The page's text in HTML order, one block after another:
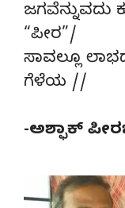
ಜಗವೆನ್ನುವದು
“ಪೀರ”/
ಸಾವಲ್ಲೂ
ಗೆಳೆಯ //
-ಅಶ್ಫಾಕ್